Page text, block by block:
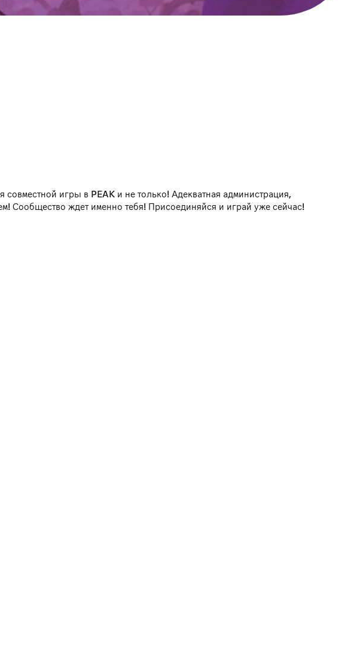
игры в PEAK и не только! Адекватная администрация,
Сообщество ждет именно тебя! Присоединяйся и играй уже сейчас!